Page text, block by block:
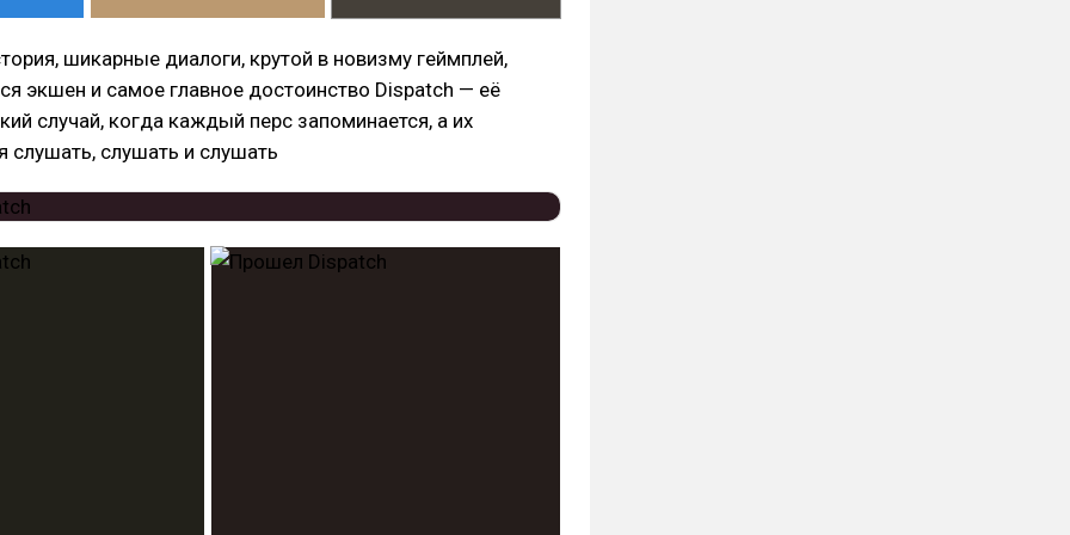
шикарные диалоги, крутой в новизму геймплей,
экшен и самое главное достоинство Dispatch — её
случай, когда каждый перс запоминается, а их
слушать, слушать и слушать